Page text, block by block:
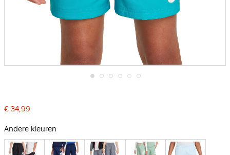
begin
de
gallerij
€ 34,99
Andere kleuren